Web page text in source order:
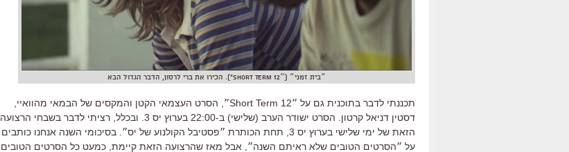
״בית זמני״ (״Short Term 12"). הכירו את ברי לרסון, הדבר הגדול הבא
תכננתי לדבר בתוכנית גם על ״Short Term 12״, הסרט העצמאי הקטן והמקסים של הבמאי מהוואיי,
דסטין דניאל קרטון. הסרט ישודר הערב (שלישי) ב-22:00 בערוץ יס 3. ובכלל, רציתי לדבר בשבחי הרצועה
הזאת של ימי שלישי בערוץ יס 3, תחת הכותרת ״פסטיבל הקולנוע של יס״. בסיכומי השנה אנחנו כותבים
על ״הסרטים הטובים שלא ראיתם השנה״, אבל מאז שהרצועה הזאת קיימת, כמעט כל הסרטים הטובים